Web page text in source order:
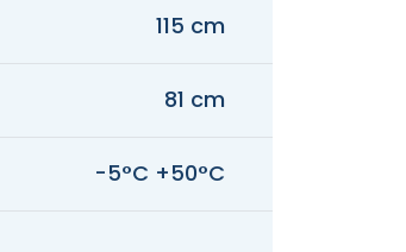
115 cm
81 cm
-5°C +50°C